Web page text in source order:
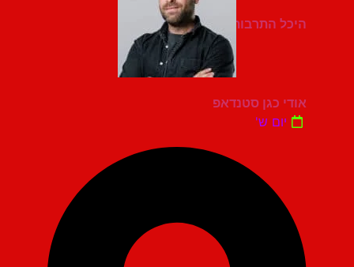
היכל התרבות מעלות תרשיחא
אודי כגן סטנדאפ
יום ש'